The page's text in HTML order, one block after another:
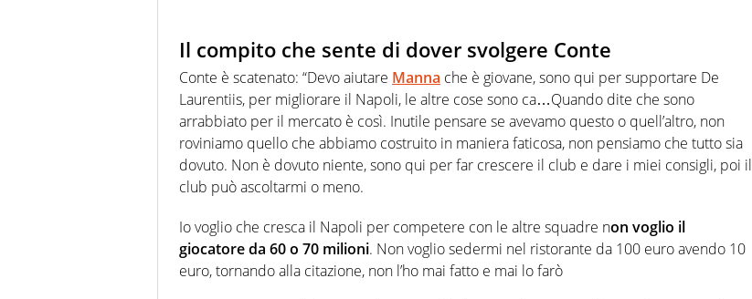
Il compito che sente di dover svolgere Conte
Conte è scatenato: “Devo aiutare Manna che è giovane, sono qui per supportare De
Laurentiis, per migliorare il Napoli, le altre cose sono ca…Quando dite che sono
arrabbiato per il mercato è così. Inutile pensare se avevamo questo o quell’altro, non
roviniamo quello che abbiamo costruito in maniera faticosa, non pensiamo che tutto sia
dovuto. Non è dovuto niente, sono qui per far crescere il club e dare i miei consigli, poi il
club può ascoltarmi o meno.
Io voglio che cresca il Napoli per competere con le altre squadre non voglio il
giocatore da 60 o 70 milioni. Non voglio sedermi nel ristorante da 100 euro avendo 10
euro, tornando alla citazione, non l’ho mai fatto e mai lo farò